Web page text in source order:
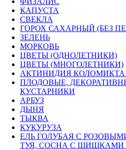
КАПУСТА
СВЕКЛА
ГОРОХ САХАРНЫЙ (БЕЗ
ЗЕЛЕНЬ
МОРКОВЬ
ЦВЕТЫ (ОДНОЛЕТНИКИ)
ЦВЕТЫ (МНОГОЛЕТНИКИ)
АКТИНИДИЯ КОЛОМИКТА
ПЛОДОВЫЕ,
КУСТАРНИКИ
АРБУЗ
ДЫНЯ
ТЫКВА
КУКУРУЗА
ЕЛЬ ГОЛУБАЯ С
ТУЯ, СОСНА С ШИШКАМИ